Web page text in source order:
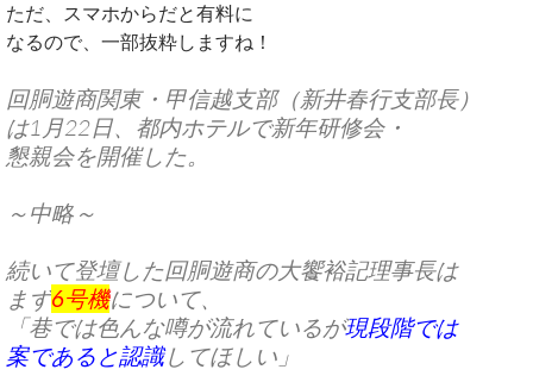
ただ、スマホからだと有料に
なるので、一部抜粋しますね！
回胴遊商関東・甲信越支部（新井春行支部長）
は1月22日、都内ホテルで新年研修会・
懇親会を開催した。
～中略～
続いて登壇した回胴遊商の大饗裕記理事長は
まず6号機について、
「巷では色んな噂が流れているが現段階では
案であると認識してほしい」